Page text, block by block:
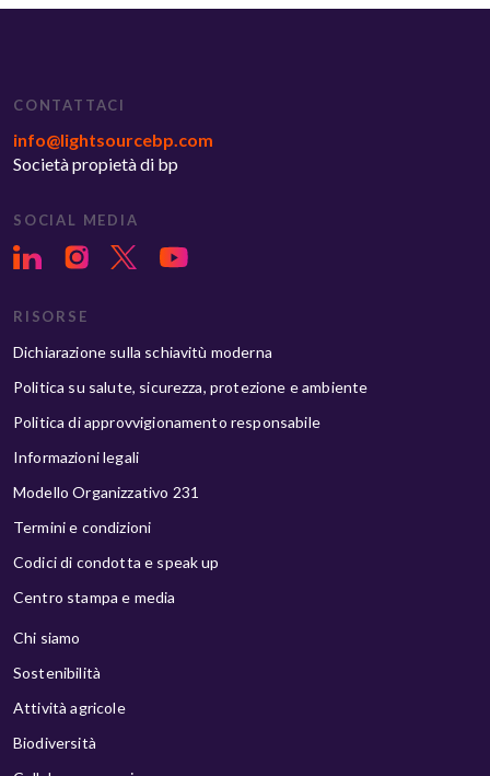
CONTATTACI
info@lightsourcebp.com
Società propietà di bp
SOCIAL MEDIA
RISORSE
Dichiarazione sulla schiavitù moderna
Politica su salute, sicurezza, protezione e ambiente
Politica di approvvigionamento responsabile
Informazioni legali
Modello Organizzativo 231
Termini e condizioni
Codici di condotta e speak up
Centro stampa e media
Chi siamo
Sostenibilità
Attività agricole
Biodiversità